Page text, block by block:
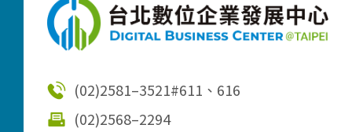
(02)2581–3521#611、616
(02)2568–2294